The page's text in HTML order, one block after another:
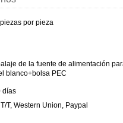
por pieza
de la fuente de alimentación
blanco+bolsa PEC
días
T, Western Union, Paypal